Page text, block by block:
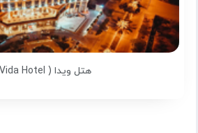
هتل ویدا ( Vida Hotel )